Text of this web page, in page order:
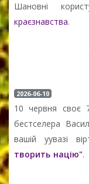
Шановні
краєзнавства.
2026-06-10
10 червня своє
бестселера
вашій уувазі
творить націю".